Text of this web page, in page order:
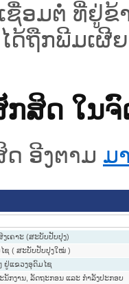
ອມຕໍ່ ທີ່ຢູ່ຂ້
ດ້ຖືກພີມເຜີ
ສິດ ໃນ
ອີງຕາມ ມ
ເຄາະ (ສະບັບປັບປຸງ)
ຊ ( ສະບັບປັບປຸງໃໝ່ )
ຢູ່ແຂວງອຸດົມໄຊ
ກງານ, ລັດຖະກອນ ແລະ ກໍາລັງປະກອບ